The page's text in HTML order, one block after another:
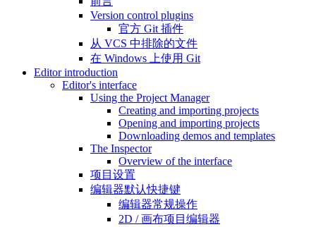
Version control plugins
官方 Git 插件
从 VCS 中排除的文件
在 Windows 上使用 Git
Editor introduction
Editor's interface
Using the Project Manager
Creating and importing projects
Opening and importing projects
Downloading demos and templates
The Inspector
Overview of the interface
项目设置
编辑器默认快捷键
编辑器常规操作
2D / 画布项目编辑器